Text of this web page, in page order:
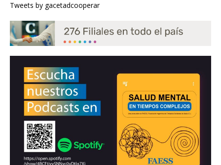
Tweets by gacetadcooperar